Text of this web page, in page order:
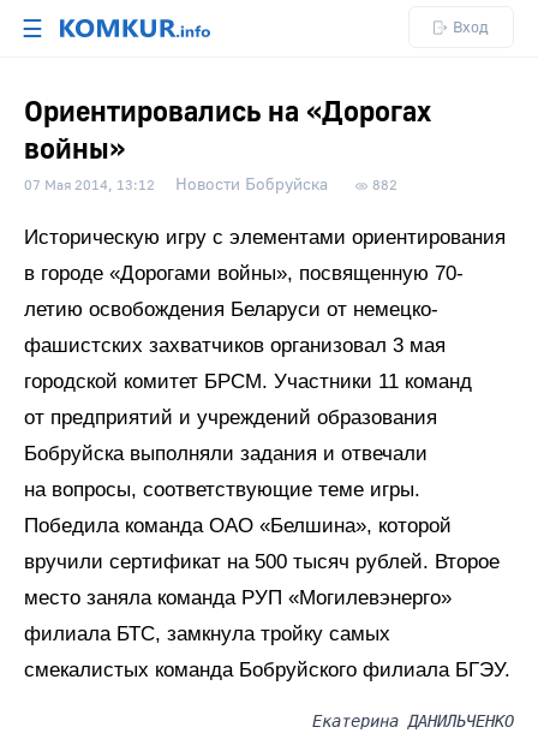
☰ Вход
Ориентировались на «Дорогах
войны»
07 Мая 2014, 13:12 Новости Бобруйска 882
Историческую игру с элементами ориентирования
в городе «Дорогами войны», посвященную 70-
летию освобождения Беларуси от немецко-
фашистских захватчиков организовал 3 мая
городской комитет БРСМ. Участники 11 команд
от предприятий и учреждений образования
Бобруйска выполняли задания и отвечали
на вопросы, соответствующие теме игры.
Победила команда ОАО «Белшина», которой
вручили сертификат на 500 тысяч рублей. Второе
место заняла команда РУП «Могилевэнерго»
филиала БТС, замкнула тройку самых
смекалистых команда Бобруйского филиала БГЭУ.
Екатерина ДАНИЛЬЧЕНКО